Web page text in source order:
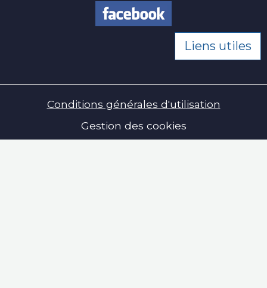
Liens utiles
Conditions générales d'utilisation
Gestion des cookies